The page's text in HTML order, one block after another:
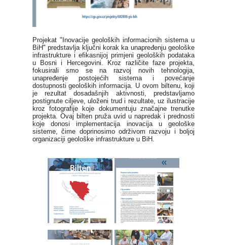
Projekat "Inovacije geoloških informacionih sistema u
BiH" predstavlja ključni korak ka unapređenju geološke
infrastrukture i efikasnijoj primjeni geoloških podataka
u Bosni i Hercegovini. Kroz različite faze projekta,
fokusirali smo se na razvoj novih tehnologija,
unapređenje postojećih sistema i povećanje
dostupnosti geoloških informacija. U ovom biltenu, koji
je rezultat dosadašnjih aktivnosti, predstavljamo
postignute ciljeve, uloženi trud i rezultate, uz ilustracije
kroz fotografije koje dokumentuju značajne trenutke
projekta. Ovaj bilten pruža uvid u napredak i prednosti
koje donosi implementacija inovacija u geološke
sisteme, čime doprinosimo održivom razvoju i boljoj
organizaciji geološke infrastrukture u BiH.